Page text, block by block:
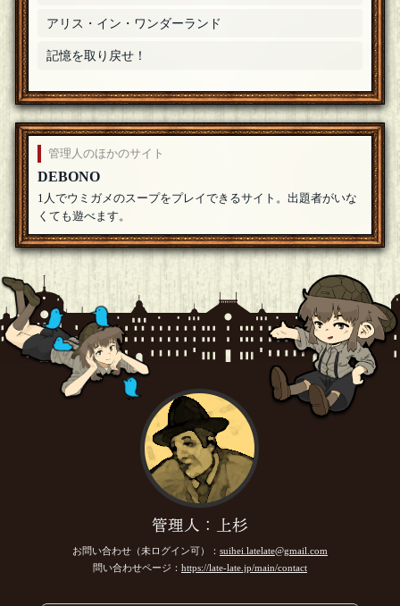
アリス・イン・ワンダーランド
記憶を取り戻せ！
管理人のほかのサイト
DEBONO
1人でウミガメのスープをプレイできるサイト。出題者がいな
くても遊べます。
管理人：上杉
お問い合わせ（未ログイン可）： suihei.latelate@gmail.com
問い合わせページ： https://late-late.jp/main/contact